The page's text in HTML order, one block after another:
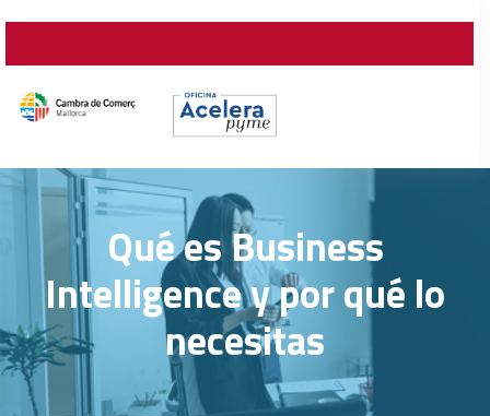
Qué es Business
Intelligence y por qué lo
necesitas